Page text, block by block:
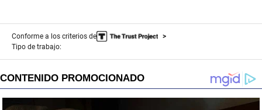
Conforme a los criterios de
Tipo de trabajo: